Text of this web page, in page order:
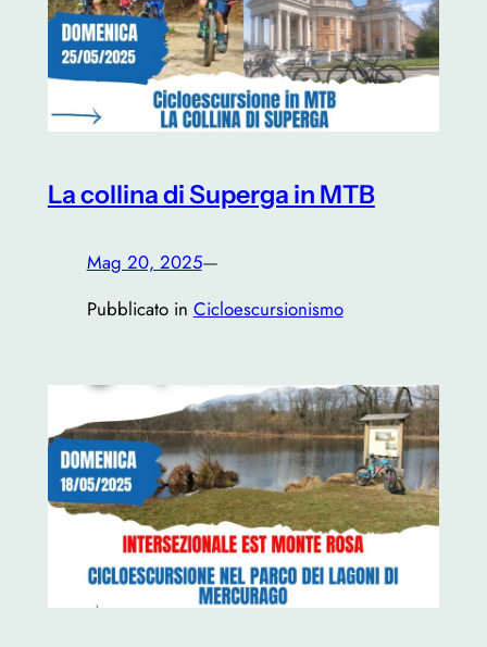
La collina di Superga in MTB
Mag 20, 2025—
Pubblicato in Cicloescursionismo